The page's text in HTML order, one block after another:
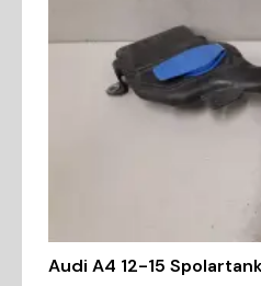
Audi A4 12-15